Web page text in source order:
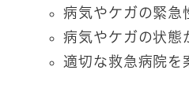
病気やケガの緊急
病気やケガの状態
適切な救急病院を